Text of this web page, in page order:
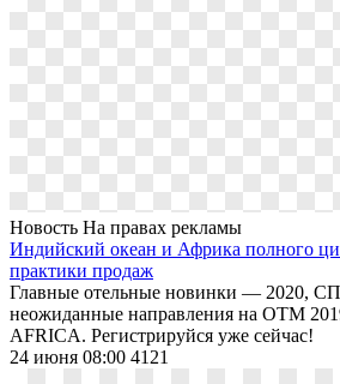
Новость На правах рекламы
Индийский океан и Африка полного
практики продаж
Главные отельные новинки — 2020,
неожиданные направления на OTM
AFRICA. Регистрируйся уже сейчас!
24 июня 08:00 4121